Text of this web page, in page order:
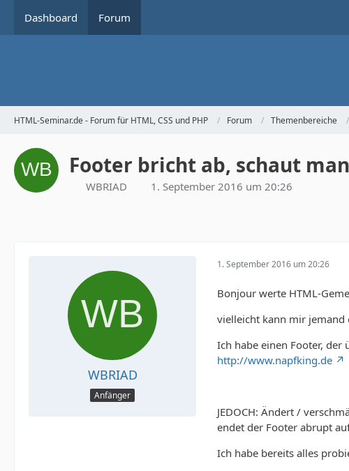
Dashboard Forum
HTML-Seminar.de - Forum für HTML, CSS und PHP Forum Themenbereiche
Footer bricht ab, schaut
WBRIAD 1. September 2016 um 20:26
WBRIAD
Anfänger
1. September 2016 um 20:26
Bonjour werte HTML-
vielleicht kann mir jemand
Ich habe einen Footer, der
http://www.napfking.de
JEDOCH: Ändert /
endet der Footer abrupt
Ich habe bereits alles